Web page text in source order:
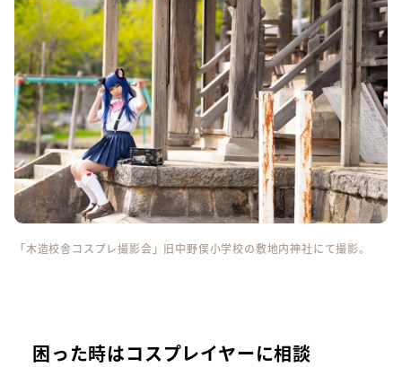
「木造校舎コスプレ撮影会」旧中野俣小学校の敷地内神社にて撮影。
困った時はコスプレイヤーに相談